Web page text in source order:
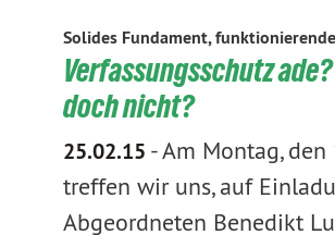
Solides Fundament,
Verfassungsschutz
doch nicht?
25.02.15 -Am Montag, den
treffen wir uns, auf
Abgeordneten Benedikt